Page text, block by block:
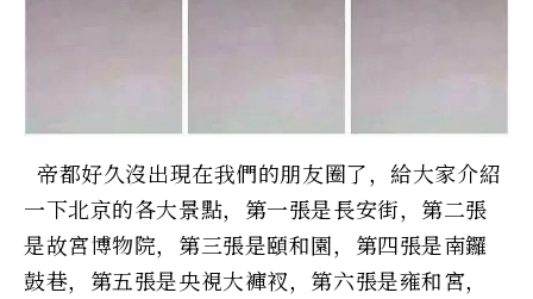
帝都好久沒出現在我們的朋友圈了，給大家介紹
一下北京的各大景點，第一張是長安街，第二張
是故宮博物院，第三張是頤和園，第四張是南鑼
鼓巷，第五張是央視大褲衩，第六張是雍和宮，